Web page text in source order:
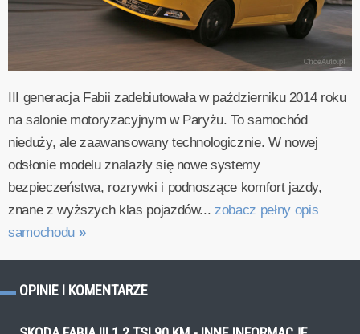
III generacja Fabii zadebiutowała w październiku 2014 roku
na salonie motoryzacyjnym w Paryżu. To samochód
nieduży, ale zaawansowany technologicznie. W nowej
odsłonie modelu znalazły się nowe systemy
bezpieczeństwa, rozrywki i podnoszące komfort jazdy,
znane z wyższych klas pojazdów... zobacz pełny opis
samochodu »
OPINIE I KOMENTARZE